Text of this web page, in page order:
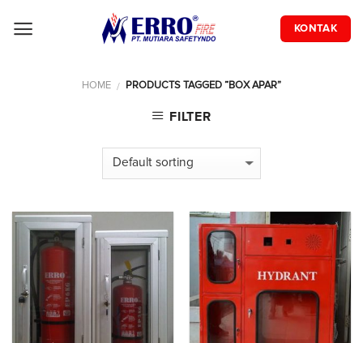
KONTAK
HOME / PRODUCTS TAGGED “BOX APAR”
FILTER